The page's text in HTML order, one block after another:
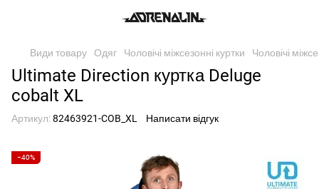
Види товару Одяг Чоловічі міжсезонні куртки Чоловічі
Ultimate Direction куртка Deluge
cobalt XL
Артикул:82463921-COB_XL Написати відгук
−40%